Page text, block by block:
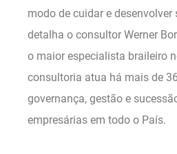
modo de cuidar e desenvolver
detalha o consultor Werner
o maior especialista braileiro
consultoria atua há mais de
governança, gestão e
empresárias em todo o País.